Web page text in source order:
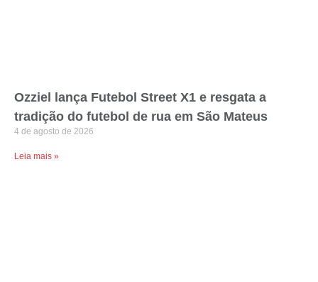
Ozziel lança Futebol Street X1 e resgata a
tradição do futebol de rua em São Mateus
4 de agosto de 2026
Leia mais »